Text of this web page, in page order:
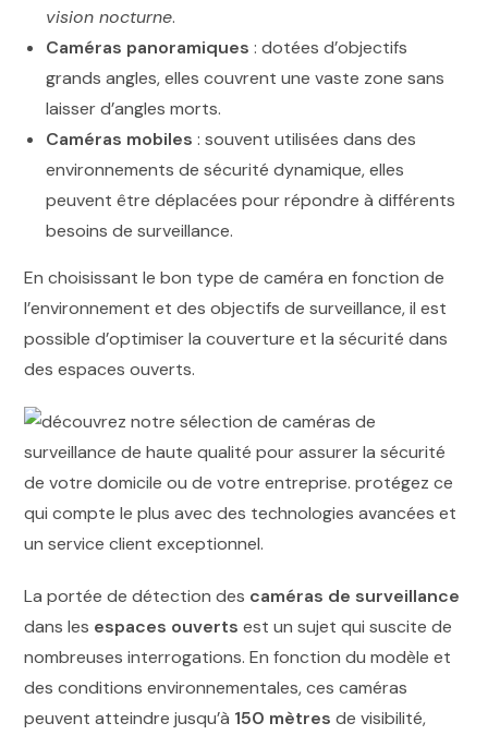
vision nocturne.
Caméras panoramiques : dotées d’objectifs
grands angles, elles couvrent une vaste zone sans
laisser d’angles morts.
Caméras mobiles : souvent utilisées dans des
environnements de sécurité dynamique, elles
peuvent être déplacées pour répondre à différents
besoins de surveillance.
En choisissant le bon type de caméra en fonction de
l’environnement et des objectifs de surveillance, il est
possible d’optimiser la couverture et la sécurité dans
des espaces ouverts.
La portée de détection des caméras de surveillance
dans les espaces ouverts est un sujet qui suscite de
nombreuses interrogations. En fonction du modèle et
des conditions environnementales, ces caméras
peuvent atteindre jusqu’à 150 mètres de visibilité,